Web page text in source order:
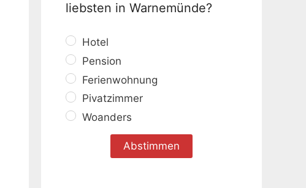
liebsten in Warnemünde?
Hotel
Pension
Ferienwohnung
Pivatzimmer
Woanders